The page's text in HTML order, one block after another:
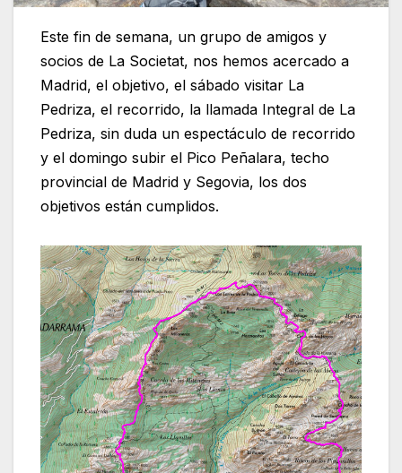
Este fin de semana, un grupo de amigos y
socios de La Societat, nos hemos acercado a
Madrid, el objetivo, el sábado visitar La
Pedriza, el recorrido, la llamada Integral de La
Pedriza, sin duda un espectáculo de recorrido
y el domingo subir el Pico Peñalara, techo
provincial de Madrid y Segovia, los dos
objetivos están cumplidos.